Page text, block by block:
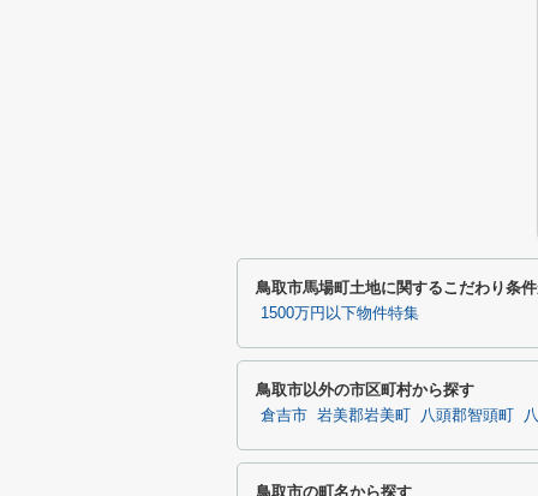
鳥取市馬場町土地に関するこだわり条
1500万円以下物件特集
鳥取市以外の市区町村から探す
倉吉市 岩美郡岩美町 八頭郡智頭町
鳥取市の町名から探す